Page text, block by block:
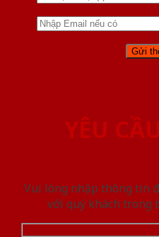
YÊU
Vui lòng nhập thông tin
với quý khách trong